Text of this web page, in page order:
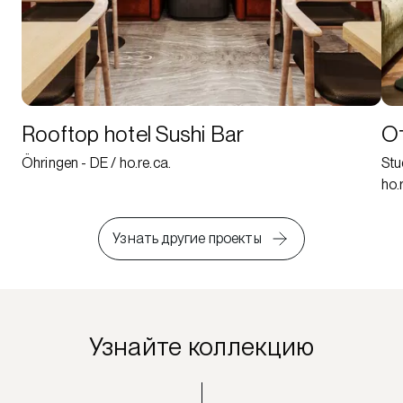
Rooftop hotel Sushi Bar
Öhringen - DE / ho.re.ca.
Узнать другие проекты
Узнайте коллекцию